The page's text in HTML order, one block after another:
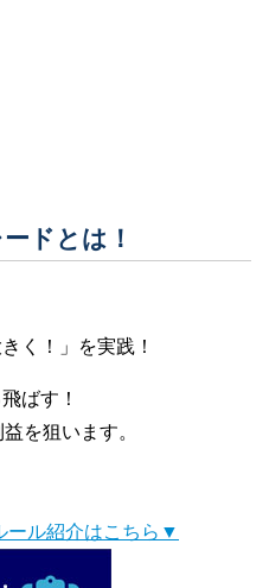
ドとは！
く！」を実践！
ばす！
を狙います。
ール紹介はこちら▼